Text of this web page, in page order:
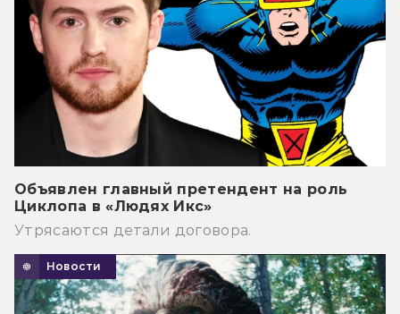
Объявлен главный претендент на роль
Циклопа в «Людях Икс»
Утрясаются детали договора.
Новости